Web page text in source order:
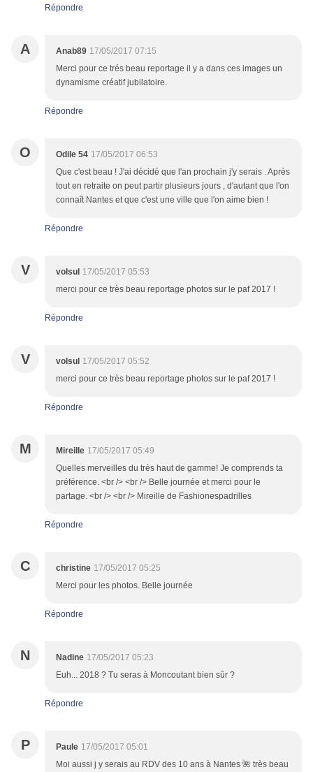
Répondre
A Anab89 17/05/2017 07:15
Merci pour ce trés beau reportage il y a dans ces images un
dynamisme créatif jubilatoire.
Répondre
O Odile 54 17/05/2017 06:53
Que c'est beau ! J'ai décidé que l'an prochain j'y serais . Après
tout en retraite on peut partir plusieurs jours , d'autant que l'on
connaît Nantes et que c'est une ville que l'on aime bien !
Répondre
V volsul 17/05/2017 05:53
merci pour ce très beau reportage photos sur le paf 2017 !
Répondre
V volsul 17/05/2017 05:52
merci pour ce très beau reportage photos sur le paf 2017 !
Répondre
M Mireille 17/05/2017 05:49
Quelles merveilles du très haut de gamme! Je comprends ta
préférence. <br /> <br /> Belle journée et merci pour le
partage. <br /> <br /> Mireille de Fashionespadrilles
Répondre
C christine 17/05/2017 05:25
Merci pour les photos. Belle journée
Répondre
N Nadine 17/05/2017 05:23
Euh... 2018 ? Tu seras à Moncoutant bien sûr ?
Répondre
P Paule 17/05/2017 05:01
Moi aussi j y serais au RDV des 10 ans à Nantes 🌺 très beau